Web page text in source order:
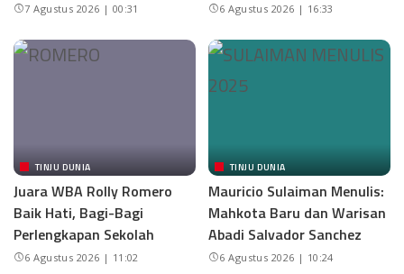
7 Agustus 2026 | 00:31 6 Agustus 2026 | 16:33
TINJU DUNIA
Juara WBA Rolly Romero
Baik Hati, Bagi-Bagi
Perlengkapan Sekolah
6 Agustus 2026 | 11:02
TINJU DUNIA
Mauricio Sulaiman Menulis:
Mahkota Baru dan Warisan
Abadi Salvador Sanchez
6 Agustus 2026 | 10:24